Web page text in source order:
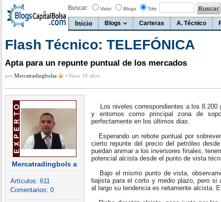
Buscar: Valor Blogs Site
Inicio Blogs Carteras A. Técnico
Flash Técnico: TELEFÓNICA
Apta para un repunte puntual de los mercados
por Mercatradingbolsa • Hace 10 años
Mercatradingbols a
Artículos: 611
Comentarios: 0
Los niveles correspondientes a los 8.200
y entornos como principal zona de
perfectamente en los últimos dias.
Esperando un rebote puntual por
cierto repunte del precio del petróleo
puedan animar a los inversores finales,
potencial alcista desde el punto de vista
Bajo el mismo punto de vista,
bajista para el corto y medio plazo, pero si
al largo su tendencia es netamente alcista.